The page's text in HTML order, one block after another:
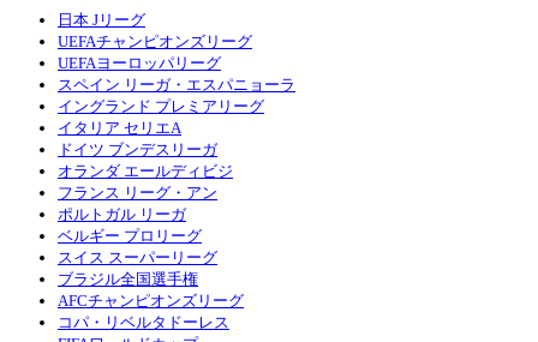
日本 Jリーグ
UEFAチャンピオンズリーグ
UEFAヨーロッパリーグ
スペイン リーガ・エスパニョーラ
イングランド プレミアリーグ
イタリア セリエA
ドイツ ブンデスリーガ
オランダ エールディビジ
フランス リーグ・アン
ポルトガル リーガ
ベルギー プロリーグ
スイス スーパーリーグ
ブラジル全国選手権
AFCチャンピオンズリーグ
コパ・リベルタドーレス